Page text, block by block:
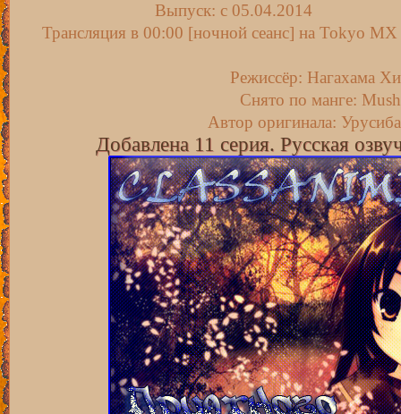
Выпуск: c 05.04.2014
Трансляция в 00:00 [ночной сеанс] на Tokyo
Режиссёр: Нагахама
Снято по манге:
Автор оригинала:
Добавлена 11 серия. Русская